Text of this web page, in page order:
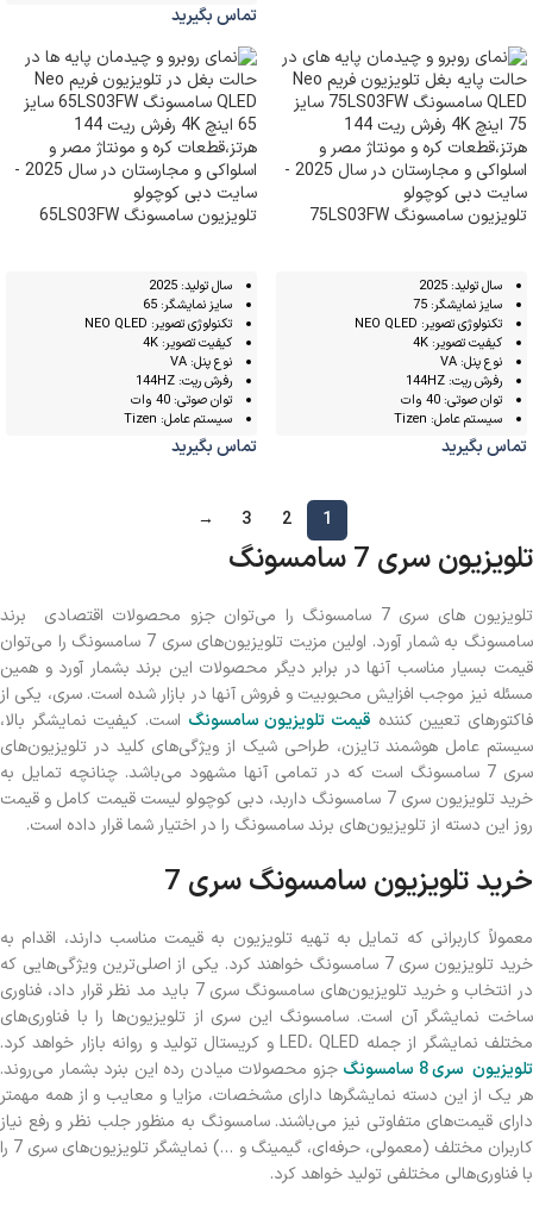
تماس بگیرید
تلویزیون سامسونگ 75LS03FW
سال تولید: 2025
سایز نمایشگر: 75
تکنولوژی تصویر: NEO QLED
کیفیت تصویر: 4K
نوع پنل: VA
رفرش ریت: 144HZ
توان صوتی: 40 وات
سیستم عامل: Tizen
تماس بگیرید
تلویزیون سامسونگ 65LS03FW
سال تولید: 2025
سایز نمایشگر: 65
تکنولوژی تصویر: NEO QLED
کیفیت تصویر: 4K
نوع پنل: VA
رفرش ریت: 144HZ
توان صوتی: 40 وات
سیستم عامل: Tizen
تماس بگیرید
1
2
3
→
تلویزیون سری 7 سامسونگ
تلویزیون های سری 7 سامسونگ را می‌توان جزو محصولات اقتصادی برند
سامسونگ به شمار آورد. اولین مزیت تلویزیون‌های سری 7 سامسونگ را می‌توان
قیمت بسیار مناسب آنها در برابر دیگر محصولات این برند بشمار آورد و همین
مسئله نیز موجب افزایش محبوبیت و فروش آنها در بازار شده است. سری، یکی از
فاکتورهای تعیین کننده قیمت تلویزیون سامسونگ است. کیفیت نمایشگر بالا،
سیستم عامل هوشمند تایزن، طراحی شیک از ویژگی‌های کلید در تلویزیون‌های
سری 7 سامسونگ است که در تمامی آنها مشهود می‌باشد. چنانچه تمایل به
خرید تلویزیون سری 7 سامسونگ داربد، دبی کوچولو لیست قیمت کامل و قیمت
روز این دسته از تلویزیون‌های برند سامسونگ را در اختیار شما قرار داده است.
خرید تلویزیون سامسونگ سری 7
معمولاً کاربرانی که تمایل به تهیه تلویزیون به قیمت مناسب دارند، اقدام به
خرید تلویزیون سری 7 سامسونگ خواهند کرد. یکی از اصلی‌ترین ویژگی‌هایی که
در انتخاب و خرید تلویزیون‌های سامسونگ سری 7 باید مد نظر قرار داد، فناوری
ساخت نمایشگر آن است. سامسونگ این سری از تلویزیون‌ها را با فناوری‌های
مختلف نمایشگر از جمله LED، QLED و کریستال تولید و روانه بازار خواهد کرد.
تلویزیون سری 8 سامسونگ
جزو محصولات میادن رده این بنرد بشمار می‌روند.
هر یک از این دسته نمایشگرها دارای مشخصات، مزایا و معایب و از همه مهمتر
دارای قیمت‌های متفاوتی نیز می‌باشند. سامسونگ به منظور جلب نظر و رفع نیاز
کاربران مختلف (معمولی، حرفه‌ای، گیمینگ و …) نمایشگر تلویزیون‌های سری 7 را
با فناوری‌هالی مختلفی تولید خواهد کرد.